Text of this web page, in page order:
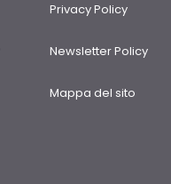
Privacy Policy
Newsletter Policy
Mappa del sito